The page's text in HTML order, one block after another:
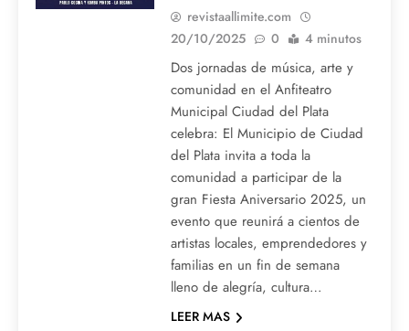
revistaallimite.com
20/10/2025
0 4 minutos
Dos jornadas de música, arte y
comunidad en el Anfiteatro
Municipal Ciudad del Plata
celebra: El Municipio de Ciudad
del Plata invita a toda la
comunidad a participar de la
gran Fiesta Aniversario 2025, un
evento que reunirá a cientos de
artistas locales, emprendedores y
familias en un fin de semana
lleno de alegría, cultura…
LEER MAS